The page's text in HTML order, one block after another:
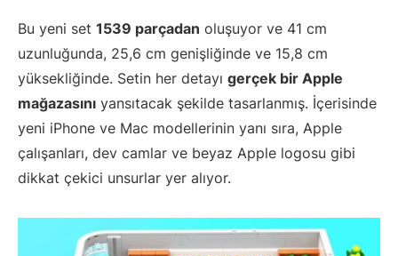
Bu yeni set 1539 parçadan oluşuyor ve 41 cm
uzunluğunda, 25,6 cm genişliğinde ve 15,8 cm
yüksekliğinde. Setin her detayı gerçek bir Apple
mağazasını yansıtacak şekilde tasarlanmış. İçerisinde
yeni iPhone ve Mac modellerinin yanı sıra, Apple
çalışanları, dev camlar ve beyaz Apple logosu gibi
dikkat çekici unsurlar yer alıyor.